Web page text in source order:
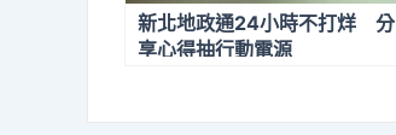
新北地政通24小時不打烊 分
享心得抽行動電源